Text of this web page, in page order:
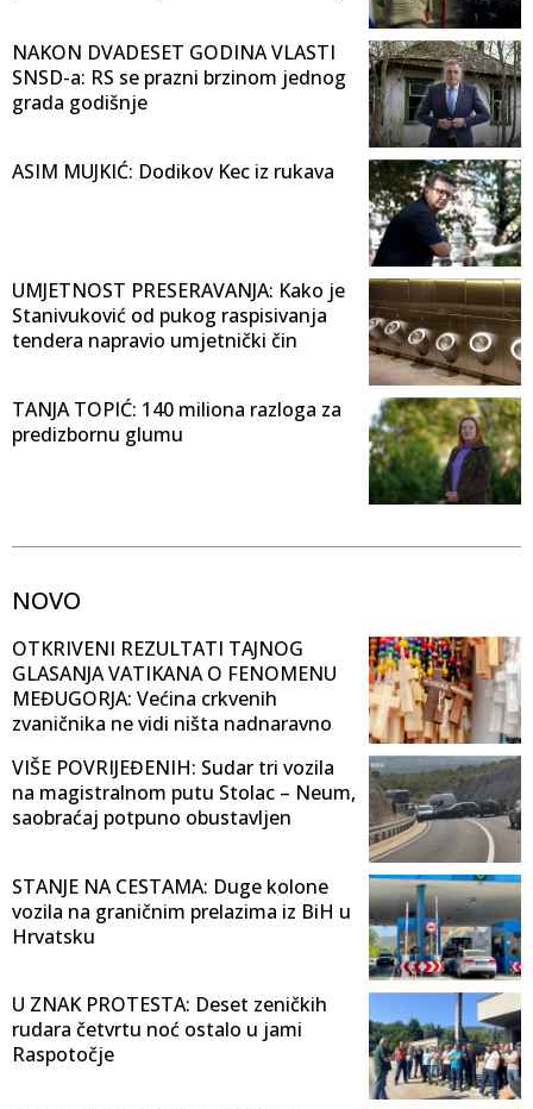
NAKON DVADESET GODINA VLASTI
SNSD-a: RS se prazni brzinom jednog
grada godišnje
ASIM MUJKIĆ: Dodikov Kec iz rukava
UMJETNOST PRESERAVANJA: Kako je
Stanivuković od pukog raspisivanja
tendera napravio umjetnički čin
TANJA TOPIĆ: 140 miliona razloga za
predizbornu glumu
NOVO
OTKRIVENI REZULTATI TAJNOG
GLASANJA VATIKANA O FENOMENU
MEĐUGORJA: Većina crkvenih
zvaničnika ne vidi ništa nadnaravno
VIŠE POVRIJEĐENIH: Sudar tri vozila
na magistralnom putu Stolac – Neum,
saobraćaj potpuno obustavljen
STANJE NA CESTAMA: Duge kolone
vozila na graničnim prelazima iz BiH u
Hrvatsku
U ZNAK PROTESTA: Deset zeničkih
rudara četvrtu noć ostalo u jami
Raspotočje